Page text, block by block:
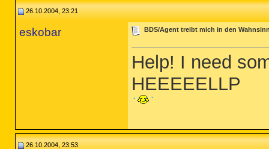
26.10.2004, 23:21
eskobar BDS/Agent treibt mich in den
Help! I need
HEEEEELLP
26.10.2004, 23:53